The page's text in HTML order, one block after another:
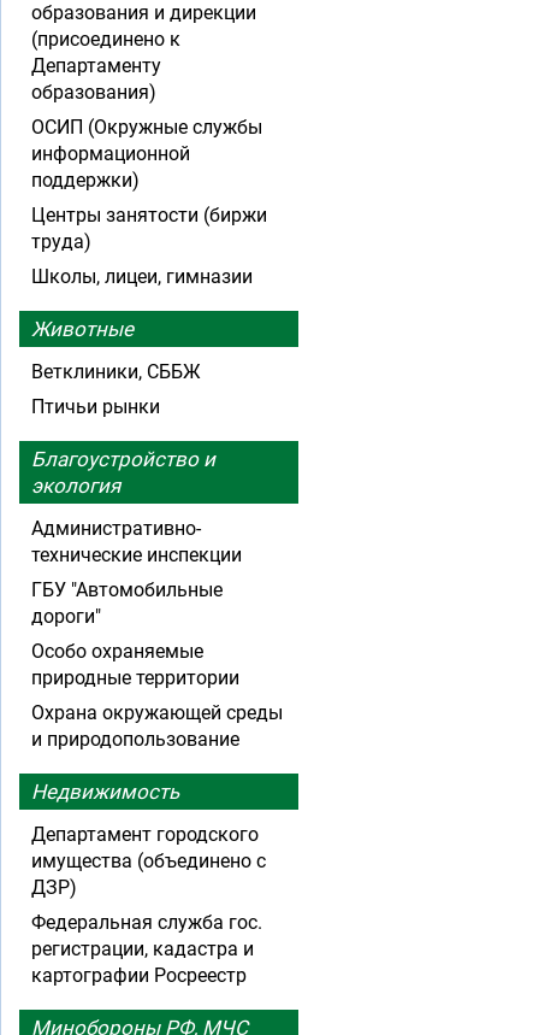
образования и дирекции
(присоединено к
Департаменту
образования)
ОСИП (Окружные службы
информационной
поддержки)
Центры занятости (биржи
труда)
Школы, лицеи, гимназии
Животные
Ветклиники, СББЖ
Птичьи рынки
Благоустройство и
экология
Административно-
технические инспекции
ГБУ "Автомобильные
дороги"
Особо охраняемые
природные территории
Охрана окружающей среды
и природопользование
Недвижимость
Департамент городского
имущества (объединено с
ДЗР)
Федеральная служба гос.
регистрации, кадастра и
картографии Росреестр
Минобороны РФ, МЧС